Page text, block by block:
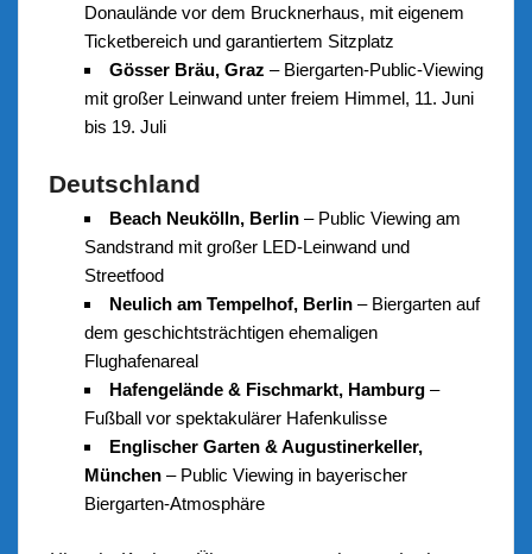
Donaulände vor dem Brucknerhaus, mit eigenem
Ticketbereich und garantiertem Sitzplatz
Gösser Bräu, Graz – Biergarten-Public-Viewing
mit großer Leinwand unter freiem Himmel, 11. Juni
bis 19. Juli
Deutschland
Beach Neukölln, Berlin – Public Viewing am
Sandstrand mit großer LED-Leinwand und
Streetfood
Neulich am Tempelhof, Berlin – Biergarten auf
dem geschichtsträchtigen ehemaligen
Flughafenareal
Hafengelände & Fischmarkt, Hamburg –
Fußball vor spektakulärer Hafenkulisse
Englischer Garten & Augustinerkeller,
München– Public Viewing in bayerischer
Biergarten-Atmosphäre